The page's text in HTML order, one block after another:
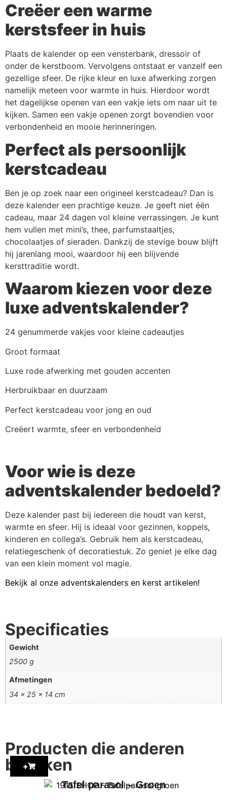
Creëer een warme
kerstsfeer in huis
Plaats de kalender op een vensterbank, dressoir of
onder de kerstboom. Vervolgens ontstaat er vanzelf een
gezellige sfeer. De rijke kleur en luxe afwerking zorgen
namelijk meteen voor warmte in huis. Hierdoor wordt
het dagelijkse openen van een vakje iets om naar uit te
kijken. Samen een vakje openen zorgt bovendien voor
verbondenheid en mooie herinneringen.
Perfect als persoonlijk
kerstcadeau
Ben je op zoek naar een origineel kerstcadeau? Dan is
deze kalender een prachtige keuze. Je geeft niet één
cadeau, maar 24 dagen vol kleine verrassingen. Je kunt
hem vullen met mini’s, thee, parfumstaaltjes,
chocolaatjes of sieraden. Dankzij de stevige bouw blijft
hij jarenlang mooi, waardoor hij een blijvende
kersttraditie wordt.
Waarom kiezen voor deze
luxe adventskalender?
24 genummerde vakjes voor kleine cadeautjes
Groot formaat
Luxe rode afwerking met gouden accenten
Herbruikbaar en duurzaam
Perfect kerstcadeau voor jong en oud
Creëert warmte, sfeer en verbondenheid
Voor wie is deze
adventskalender bedoeld?
Deze kalender past bij iedereen die houdt van kerst,
warmte en sfeer. Hij is ideaal voor gezinnen, koppels,
kinderen en collega’s. Gebruik hem als kerstcadeau,
relatiegeschenk of decoratiestuk. Zo geniet je elke dag
van een klein moment vol magie.
Bekijk al onze adventskalenders en kerst artikelen!
Specificaties
Gewicht
2500 g
Afmetingen
34 × 25 × 14 cm
Producten die anderen
bekijken
+
Tafel parasol – Groen